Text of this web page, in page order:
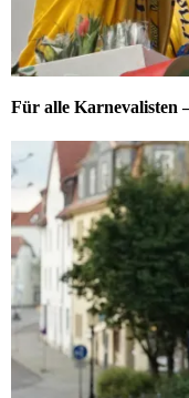
Für alle Karnevalisten